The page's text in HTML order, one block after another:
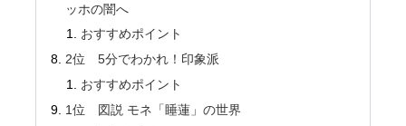
ッホの闇へ
おすすめポイント
2位 5分でわかれ！印象派
おすすめポイント
1位 図説 モネ「睡蓮」の世界